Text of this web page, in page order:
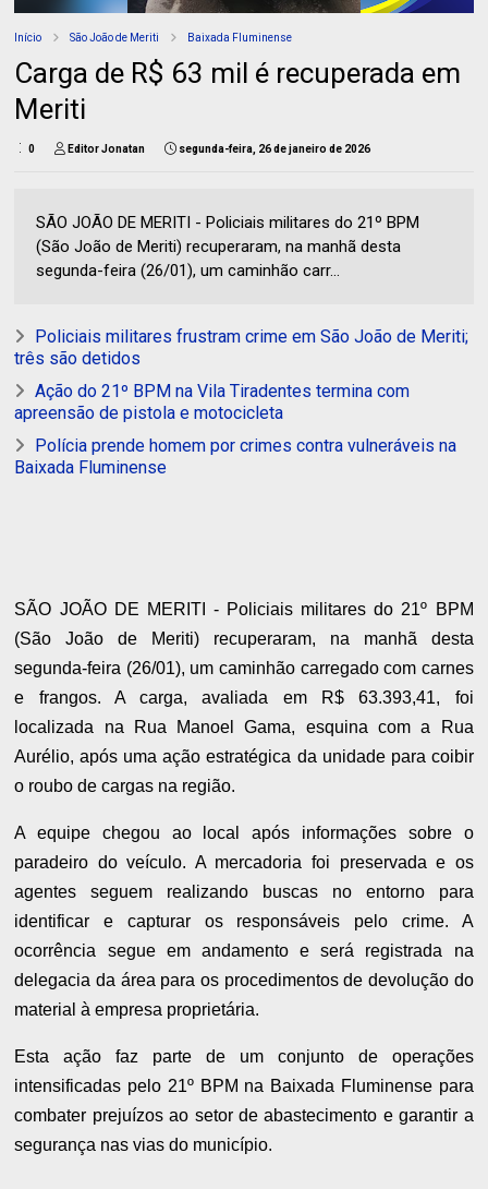
Início São João de Meriti Baixada Fluminense
Carga de R$ 63 mil é recuperada em
Meriti
0 Editor Jonatan segunda-feira, 26 de janeiro de 2026
SÃO JOÃO DE MERITI - Policiais militares do 21º BPM
(São João de Meriti) recuperaram, na manhã desta
segunda-feira (26/01), um caminhão carr...
Policiais militares frustram crime em São João de Meriti;
três são detidos
Ação do 21º BPM na Vila Tiradentes termina com
apreensão de pistola e motocicleta
Polícia prende homem por crimes contra vulneráveis na
Baixada Fluminense
SÃO JOÃO DE MERITI - Policiais militares do 21º BPM
(São João de Meriti) recuperaram, na manhã desta
segunda-feira (26/01), um caminhão carregado com carnes
e frangos. A carga, avaliada em R$ 63.393,41, foi
localizada na Rua Manoel Gama, esquina com a Rua
Aurélio, após uma ação estratégica da unidade para coibir
o roubo de cargas na região.
A equipe chegou ao local após informações sobre o
paradeiro do veículo. A mercadoria foi preservada e os
agentes seguem realizando buscas no entorno para
identificar e capturar os responsáveis pelo crime. A
ocorrência segue em andamento e será registrada na
delegacia da área para os procedimentos de devolução do
material à empresa proprietária.
Esta ação faz parte de um conjunto de operações
intensificadas pelo 21º BPM na Baixada Fluminense para
combater prejuízos ao setor de abastecimento e garantir a
segurança nas vias do município.